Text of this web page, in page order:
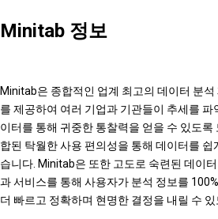
Minitab 정보
Minitab은 종합적인 업계 최고의 데이터 분
를 제공하여 여러 기업과 기관들이 추세를 파
이터를 통해 귀중한 통찰력을 얻을 수 있도
합된 탁월한 사용 편의성을 통해 데이터를 쉽
습니다. Minitab은 또한 고도로 숙련된 데이
과 서비스를 통해 사용자가 분석 정보를
더 빠르고 정확하며 현명한 결정을 내릴 수